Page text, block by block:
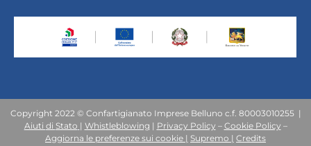
Copyright 2022 © Confartigianato Imprese Belluno c.f. 80003010255 |
Aiuti di Stato | Whistleblowing | Privacy Policy – Cookie Policy –
Aggiorna le preferenze sui cookie | Supremo | Credits